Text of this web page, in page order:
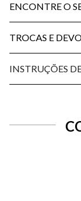
ENCONTRE O
TROCAS E
INSTRUÇÕES